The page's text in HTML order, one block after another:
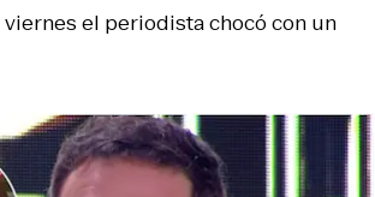
viernes el periodista chocó con un